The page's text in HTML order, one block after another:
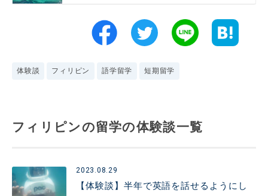
体験談 フィリピン 語学留学 短期留学
フィリピンの留学の体験談一覧
2023.08.29
【体験談】半年で英語を話せるようにし